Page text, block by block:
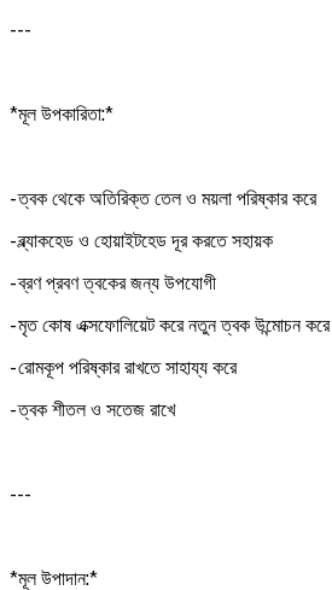
---
*মূল উপকারিতা:*
- ত্বক থেকে অতিরিক্ত তেল ও ময়লা পরিষ্কার করে
- ব্ল্যাকহেড ও হোয়াইটহেড দূর করতে সহায়ক
- ব্রণ প্রবণ ত্বকের জন্য উপযোগী
- মৃত কোষ এক্সফোলিয়েট করে নতুন ত্বক উন্মোচন করে
- রোমকূপ পরিষ্কার রাখতে সাহায্য করে
- ত্বক শীতল ও সতেজ রাখে
---
*মূল উপাদান:*